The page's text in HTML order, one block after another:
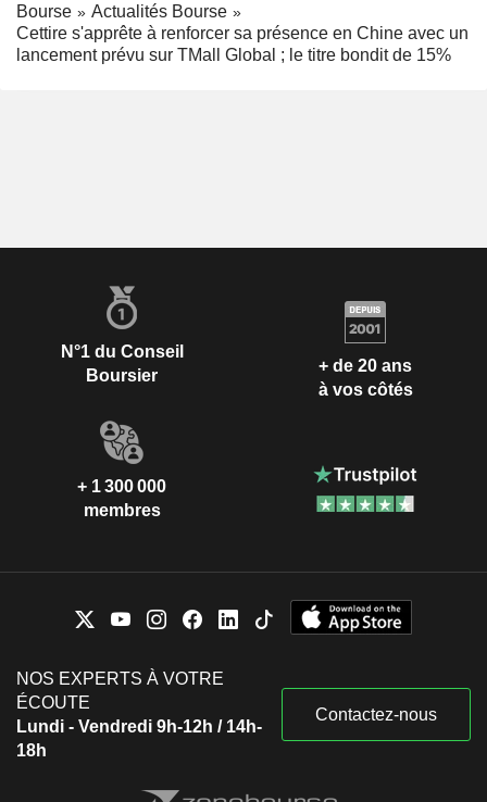
Bourse
Actualités Bourse
Cettire s'apprête à renforcer sa présence en Chine avec un
lancement prévu sur TMall Global ; le titre bondit de 15%
N°1 du Conseil
Boursier
+ de 20 ans
à vos côtés
+ 1 300 000
membres
NOS EXPERTS À VOTRE
ÉCOUTE
Lundi - Vendredi 9h-12h / 14h-
18h
Contactez-nous